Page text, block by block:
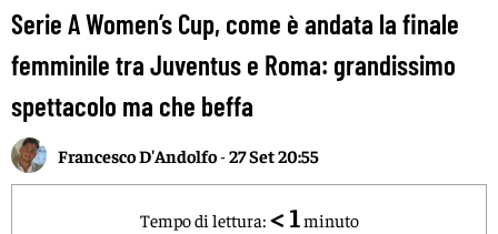
Serie A Women’s Cup, come è andata la finale
femminile tra Juventus e Roma: grandissimo
spettacolo ma che beffa
Francesco D'Andolfo-27 Set 20:55
Tempo di lettura: < 1 minuto